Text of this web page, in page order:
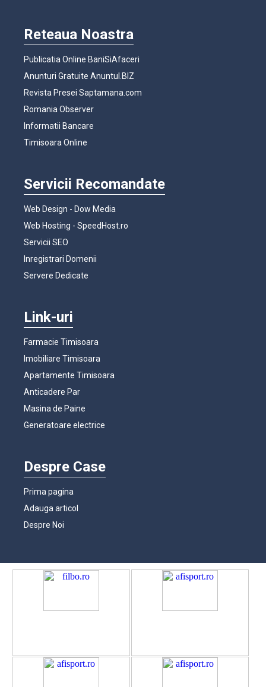
Reteaua Noastra
Publicatia Online BaniSiAfaceri
Anunturi Gratuite Anuntul.BIZ
Revista Presei Saptamana.com
Romania Observer
Informatii Bancare
Timisoara Online
Servicii Recomandate
Web Design - Dow Media
Web Hosting - SpeedHost.ro
Servicii SEO
Inregistrari Domenii
Servere Dedicate
Link-uri
Farmacie Timisoara
Imobiliare Timisoara
Apartamente Timisoara
Anticadere Par
Masina de Paine
Generatoare electrice
Despre Case
Prima pagina
Adauga articol
Despre Noi